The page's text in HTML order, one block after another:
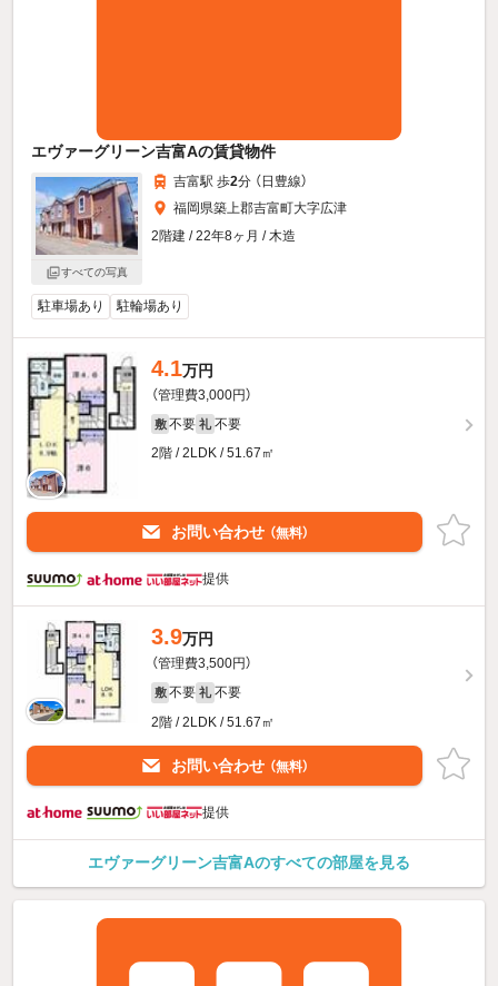
エヴァーグリーン吉富Aの賃貸物件
すべての写真
吉富駅 歩2分 （日豊線）
福岡県築上郡吉富町大字広津
2階建 / 22年8ヶ月 / 木造
駐車場あり 駐輪場あり
4.1万円
（管理費3,000円）
敷 不要 礼 不要
2階 / 2LDK / 51.67㎡
お問い合わせ （無料）
提供
3.9万円
（管理費3,500円）
敷 不要 礼 不要
2階 / 2LDK / 51.67㎡
お問い合わせ （無料）
提供
エヴァーグリーン吉富Aのすべての部屋を見る